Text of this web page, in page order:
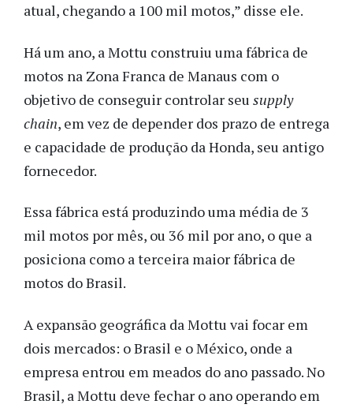
atual, chegando a 100 mil motos,” disse ele.
Há um ano, a Mottu construiu uma fábrica de
motos na Zona Franca de Manaus com o
objetivo de conseguir controlar seu supply
chain, em vez de depender dos prazo de entrega
e capacidade de produção da Honda, seu antigo
fornecedor.
Essa fábrica está produzindo uma média de 3
mil motos por mês, ou 36 mil por ano, o que a
posiciona como a terceira maior fábrica de
motos do Brasil.
A expansão geográfica da Mottu vai focar em
dois mercados: o Brasil e o México, onde a
empresa entrou em meados do ano passado. No
Brasil, a Mottu deve fechar o ano operando em